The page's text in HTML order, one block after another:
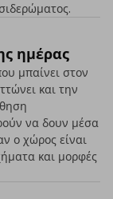
ημέρας
μπαίνει στον
και την
να δουν μέσα
ο χώρος είναι
και μορφές